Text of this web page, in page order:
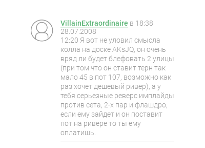
VillainExtraordinaire в 18:38
28.07.2008
12:20 Я вот не уловил смысла
колла на доске AKsJQ, он очень
вряд ли будет блефовать 2 улицы
(при том что он ставит терн так
мало 45 в пот 107, возможно как
раз хочет дешевый ривер), а у
тебя серьезные реверс имплайды
против сета, 2-х пар и флашдро,
если ему зайдет и он поставит
пот на ривере то ты ему
оплатишь.